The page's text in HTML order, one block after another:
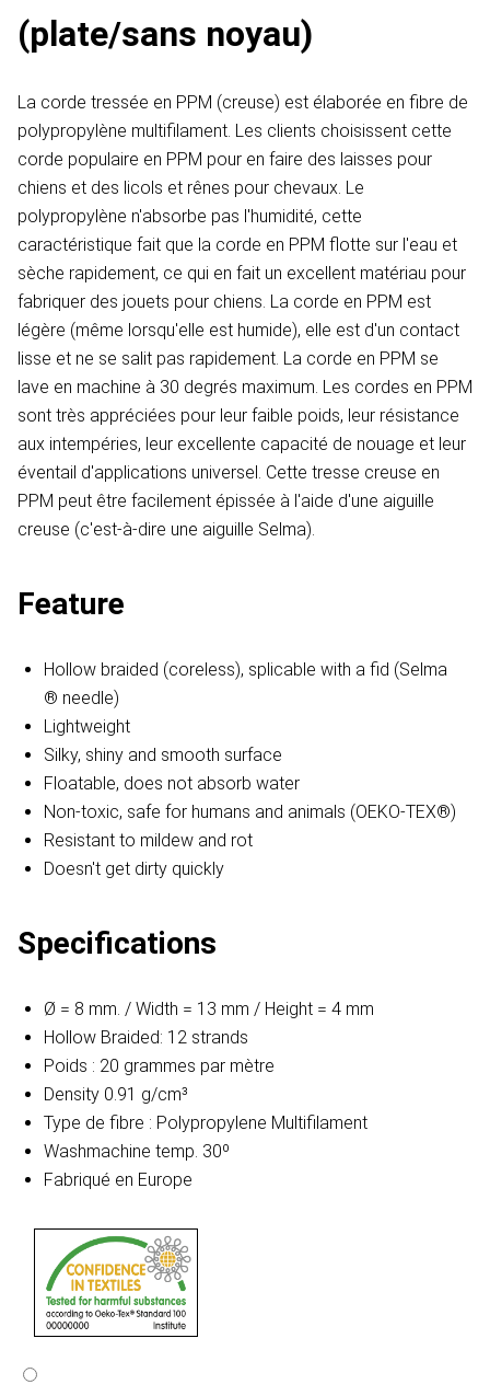
(plate/sans noyau)
La corde tressée en PPM (creuse) est élaborée en fibre de
polypropylène multifilament. Les clients choisissent cette
corde populaire en PPM pour en faire des laisses pour
chiens et des licols et rênes pour chevaux. Le
polypropylène n'absorbe pas l'humidité, cette
caractéristique fait que la corde en PPM flotte sur l'eau et
sèche rapidement, ce qui en fait un excellent matériau pour
fabriquer des jouets pour chiens. La corde en PPM est
légère (même lorsqu'elle est humide), elle est d'un contact
lisse et ne se salit pas rapidement. La corde en PPM se
lave en machine à 30 degrés maximum. Les cordes en PPM
sont très appréciées pour leur faible poids, leur résistance
aux intempéries, leur excellente capacité de nouage et leur
éventail d'applications universel. Cette tresse creuse en
PPM peut être facilement épissée à l'aide d'une aiguille
creuse (c'est-à-dire une aiguille Selma).
Feature
Hollow braided (coreless), splicable with a fid (Selma
® needle)
Lightweight
Silky, shiny and smooth surface
Floatable, does not absorb water
Non-toxic, safe for humans and animals (OEKO-TEX®)
Resistant to mildew and rot
Doesn't get dirty quickly
Specifications
Ø = 8 mm. / Width = 13 mm / Height = 4 mm
Hollow Braided: 12 strands
Poids : 20 grammes par mètre
Density 0.91 g/cm³
Type de fibre : Polypropylene Multifilament
Washmachine temp. 30º
Fabriqué en Europe